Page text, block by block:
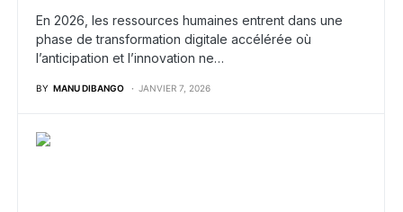
En 2026, les ressources humaines entrent dans une
phase de transformation digitale accélérée où
l’anticipation et l’innovation ne…
BY MANU DIBANGO JANVIER 7, 2026